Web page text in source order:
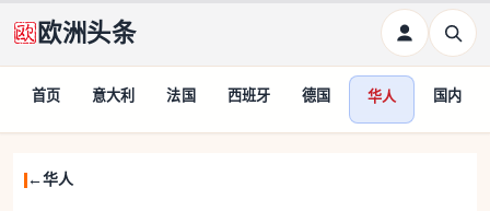
欧洲头条
首页 意大利 法国 西班牙 德国 华人 国内
华人